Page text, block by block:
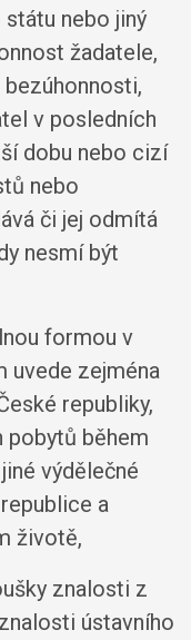
nebo jiný
žadatele,
v posledních
dobu nebo cizí
nebo
či jej odmítá
nesmí být
formou v
uvede zejména
republiky,
pobytů během
výdělečné
a
životě,
znalosti z
ústavního